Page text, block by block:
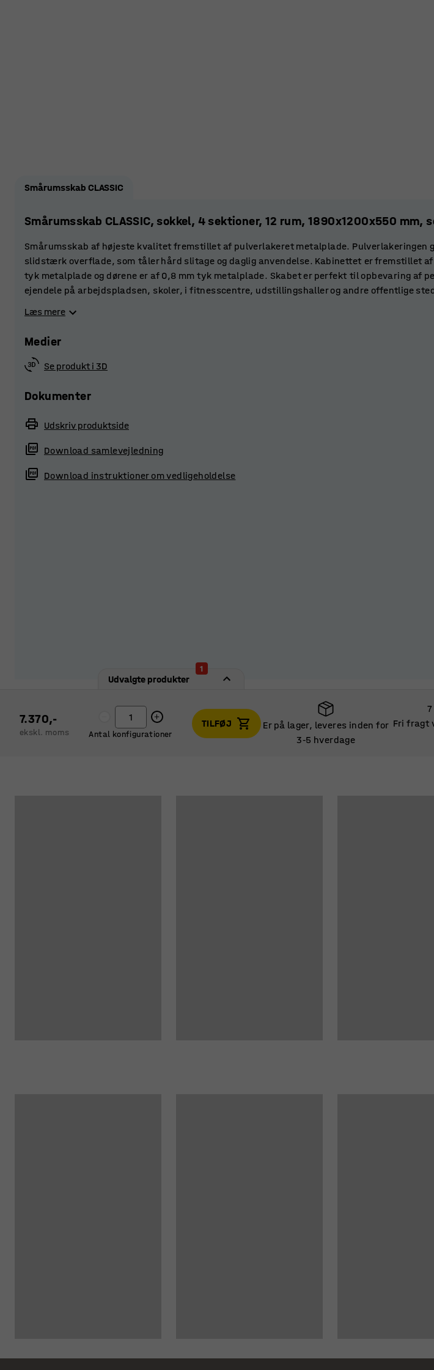
Smårumsskab CLASSIC
Smårumsskab CLASSIC, sokkel, 4 sektioner, 12 rum, 1890x1200x550 mm,
Smårumsskab af højeste kvalitet fremstillet af pulverlakeret metalplade. Pulverlakeringen
slidstærk overflade, som tåler hård slitage og daglig anvendelse. Kabinettet er fremstillet af
tyk metalplade og dørene er af 0,8 mm tyk metalplade. Skabet er perfekt til opbevaring af
ejendele på arbejdspladsen, skoler, i fitnesscentre, udstillingshaller og andre offentlige
kabinettets top og bund øger ventilationen og afleder fugt.
Vælg mellem en række forskelligt tilbehør og sæt flere enheder sammen efter behov for at
skræddersyet opbevaringsløsning. Smårumsskabet leveres uden låse, så du selv kan vælge
Læs mere
Medier
Se produkt i 3D
Dokumenter
Udskriv produktside
Download samlevejledning
Download instruktioner om vedligeholdelse
Udvalgte produkter
1
7.370,-
ekskl. moms Antal konfigurationer
TILFØJ
Er på lager, leveres inden for
3‑5 hverdage
Fri fragt